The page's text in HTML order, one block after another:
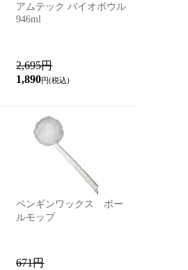
アムテック バイオボウル
946ml
2,695円
1,890円(税込)
ペンギンワックス ボー
ルモップ
671円